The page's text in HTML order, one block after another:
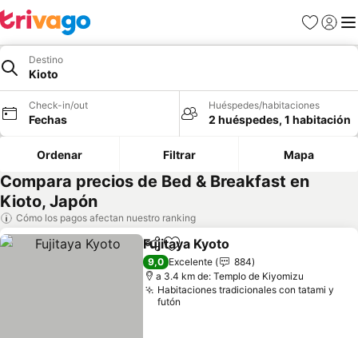
Favoritos
Iniciar
Destino
Kioto
Check-in/out
Fechas
Huéspedes/habitaciones
2 huéspedes, 1 habitación
Ordenar Filtrar Mapa
Compara precios de Bed & Breakfast en
Kioto, Japón
Cómo los pagos afectan nuestro ranking
CompartirAgregar a favoritos
Fujitaya Kyoto
9,0 Excelente
884
a 3.4 km de: Templo de Kiyomizu
Habitaciones tradicionales con tatami y
futón